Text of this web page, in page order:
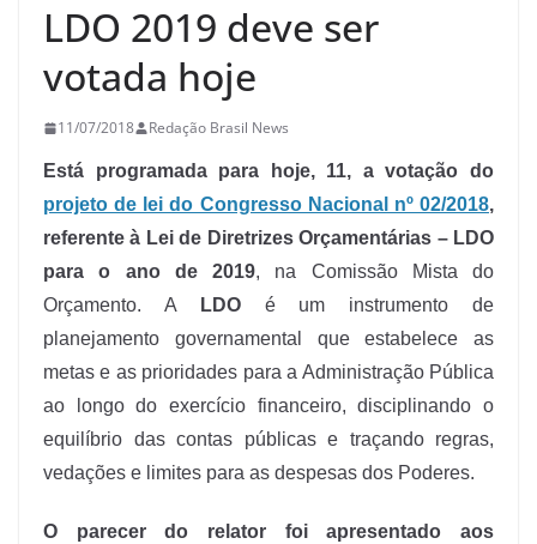
LDO 2019 deve ser
votada hoje
11/07/2018 Redação Brasil News
Está programada para hoje, 11, a votação do
projeto de lei do Congresso Nacional nº 02/2018,
referente à Lei de Diretrizes Orçamentárias – LDO
para o ano de 2019, na Comissão Mista do
Orçamento. A
LDOé um instrumento de
planejamento governamental que estabelece as
metas e as prioridades para a Administração Pública
ao longo do exercício financeiro, disciplinando o
equilíbrio das contas públicas e traçando regras,
vedações e limites para as despesas dos Poderes.
O parecer do relator foi apresentado aos